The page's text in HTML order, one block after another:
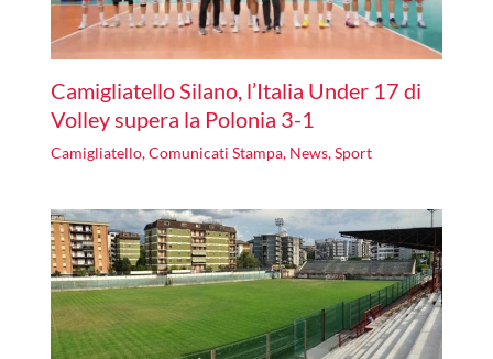
Camigliatello Silano, l’Italia Under 17 di
Volley supera la Polonia 3-1
Camigliatello,Comunicati Stampa, News,Sport